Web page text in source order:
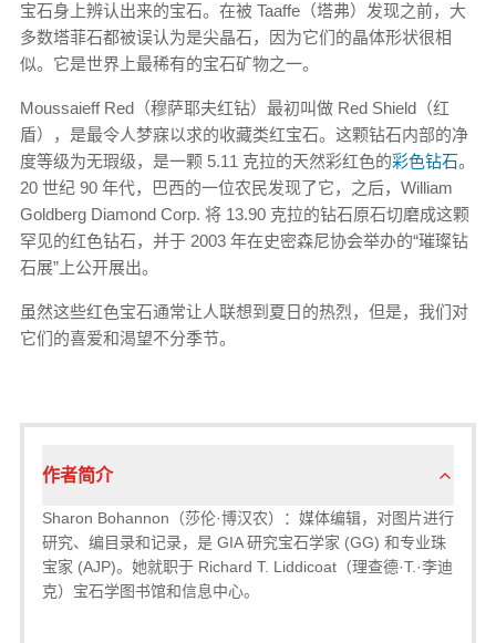
宝石身上辨认出来的宝石。在被 Taaffe（塔弗）发现之前，大
多数塔菲石都被误认为是尖晶石，因为它们的晶体形状很相
似。它是世界上最稀有的宝石矿物之一。
Moussaieff Red（穆萨耶夫红钻）最初叫做 Red Shield（红
盾），是最令人梦寐以求的收藏类红宝石。这颗钻石内部的净
度等级为无瑕级，是一颗 5.11 克拉的天然彩红色的彩色钻石。
20 世纪 90 年代，巴西的一位农民发现了它，之后，William
Goldberg Diamond Corp. 将 13.90 克拉的钻石原石切磨成这颗
罕见的红色钻石，并于 2003 年在史密森尼协会举办的“璀璨钻
石展”上公开展出。
虽然这些红色宝石通常让人联想到夏日的热烈，但是，我们对
它们的喜爱和渴望不分季节。
作者简介
Sharon Bohannon（莎伦·博汉农）：媒体编辑，对图片进行
研究、编目录和记录，是 GIA 研究宝石学家 (GG) 和专业珠
宝家 (AJP)。她就职于 Richard T. Liddicoat（理查德·T.·李迪
克）宝石学图书馆和信息中心。